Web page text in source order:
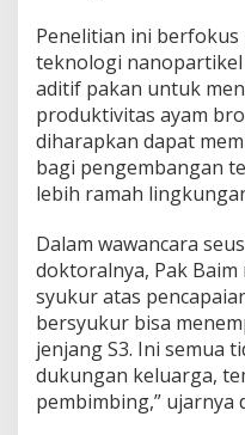
C
u
m
a
u
e
d
U
G
Penelitian ini
teknologi
aditif pakan untuk
produktivitas ayam
diharapkan dapat
bagi pengembangan
lebih ramah
Dalam wawancara
doktoralnya, Pak
syukur atas
bersyukur bisa
jenjang S3. Ini semua
dukungan keluarga,
pembimbing,” ujarnya